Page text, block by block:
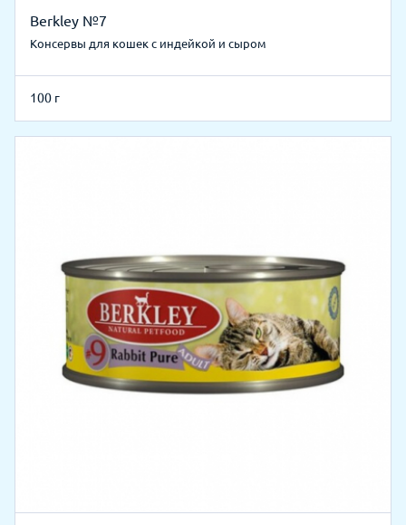
Berkley №7
Консервы для кошек с индейкой и сыром
100 г